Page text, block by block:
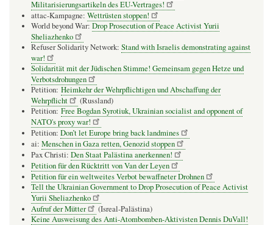
Militarisierungsartikeln des EU-Vertrages!
attac-Kampagne: Wettrüsten stoppen!
World beyond War: Drop Prosecution of Peace Activist Yurii
Sheliazhenko
Refuser Solidarity Network: Stand with Israelis demonstrating against
war!
Solidarität mit der Jüdischen Stimme! Gemeinsam gegen Hetze und
Verbotsdrohungen
Petition: Heimkehr der Wehrpflichtigen und Abschaffung der
Wehrpflicht
(Russland)
Petition: Free Bogdan Syrotiuk, Ukrainian socialist and opponent of
NATO's proxy war!
Petition: Don’t let Europe bring back landmines
ai: Menschen in Gaza retten, Genozid stoppen
Pax Christi: Den Staat Palästina anerkennen!
Petition für den Rücktritt von Van der Leyen
Petition für ein weltweites Verbot bewaffneter Drohnen
Tell the Ukrainian Government to Drop Prosecution of Peace Activist
Yurii Sheliazhenko
Aufruf der Mütter
(Isreal-Palästina)
Keine Ausweisung des Anti-Atombomben-Aktivisten Dennis DuVall!